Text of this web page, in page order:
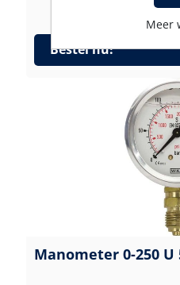
Bestel nu!
Manometer 0-250 U
Meer